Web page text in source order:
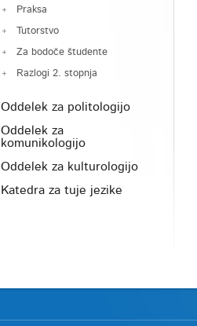
Praksa
Tutorstvo
Za bodoče študente
Razlogi 2. stopnja
Oddelek za politologijo
Oddelek za
komunikologijo
Oddelek za kulturologijo
Katedra za tuje jezike